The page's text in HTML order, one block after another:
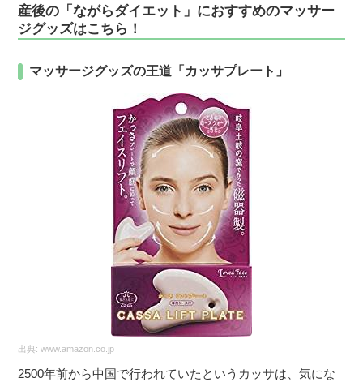
産後の「ながらダイエット」におすすめのマッサー
ジグッズはこちら！
マッサージグッズの王道「カッサプレート」
出典:www.amazon.co.jp
2500年前から中国で行われていたというカッサは、気にな